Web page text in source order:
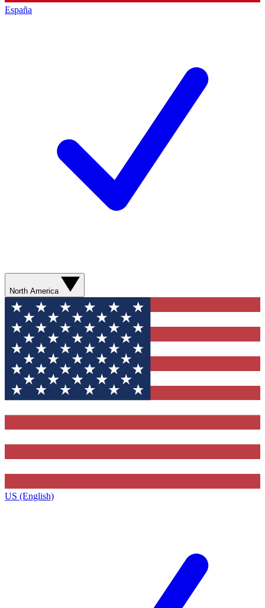
España
North America
US (English)